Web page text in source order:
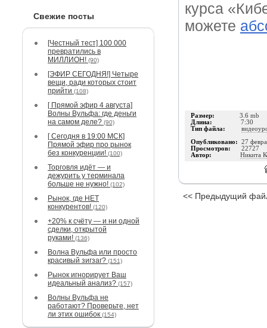
Свежие посты
[Честный тест] 100 000
превратились в
МИЛЛИОН! (90)
[ЭФИР СЕГОДНЯ!] Четыре
вещи, ради которых стоит
прийти (108)
[ Прямой эфир 4 августа]
Волны Вульфа: где деньги
на самом деле? (90)
[ Сегодня в 19:00 МСК]
Прямой эфир про рынок
без конкуренции! (100)
Торговля идёт — и
дежурить у терминала
больше не нужно! (102)
Рынок, где НЕТ
конкурентов! (120)
+20% к счёту — и ни одной
сделки, открытой
руками! (136)
Волна Вульфа или просто
красивый зигзаг? (151)
Рынок игнорирует Ваш
идеальный анализ? (157)
Волны Вульфа не
работают? Проверьте, нет
ли этих ошибок (154)
курса
можете
Размер: 3.6 mb
Длина: 7:30
Тип файла:
Опубликовано: 27
Просмотров: 22727
Автор: Никита
<< Предыдущий